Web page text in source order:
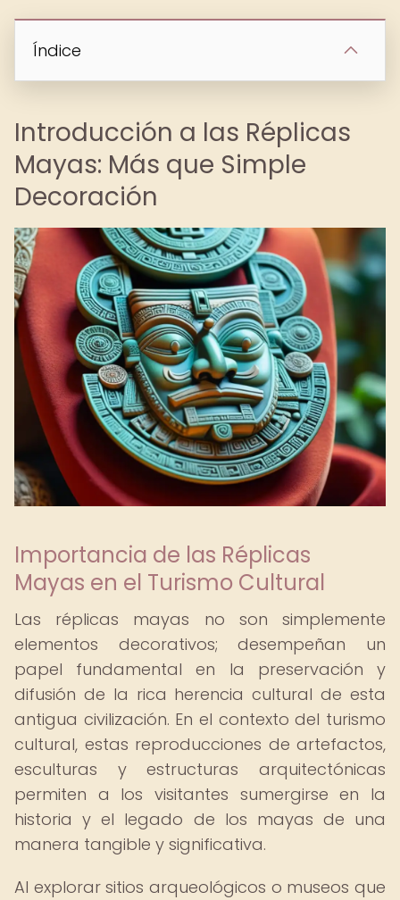
Índice
Introducción a las Réplicas
Mayas: Más que Simple
Decoración
Importancia de las Réplicas
Mayas en el Turismo Cultural
Las réplicas mayas no son simplemente
elementos decorativos; desempeñan un
papel fundamental en la preservación y
difusión de la rica herencia cultural de esta
antigua civilización. En el contexto del turismo
cultural, estas reproducciones de artefactos,
esculturas y estructuras arquitectónicas
permiten a los visitantes sumergirse en la
historia y el legado de los mayas de una
manera tangible y significativa.
Al explorar sitios arqueológicos o museos que